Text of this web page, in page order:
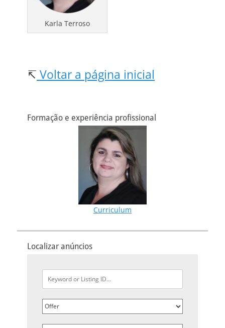
Karla Terroso
↸ Voltar a página inicial
Formação e experiência profissional
Curriculum
Localizar anúncios